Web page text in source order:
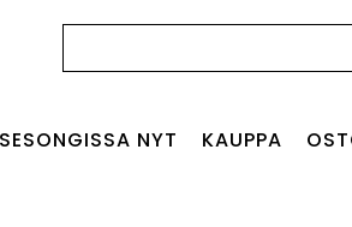
SESONGISSA NYT KAUPPA